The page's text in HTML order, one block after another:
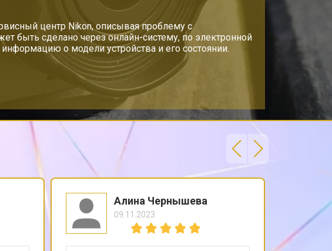
центр Nikon, описывая проблему с
быть сделано через онлайн-систему, по электронной
о модели устройства и его состоянии.
Алина Чернышева
09.11.2023